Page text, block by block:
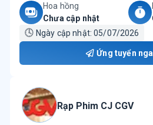
Hoa hồng
Chưa cập nhật
🕓 Ngày cập nhật:05/07/2026
Ứng tuyển
Rạp Phim CJ CGV